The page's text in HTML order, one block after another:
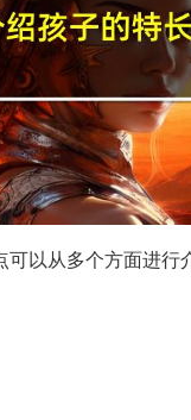
可以从多个方面进行